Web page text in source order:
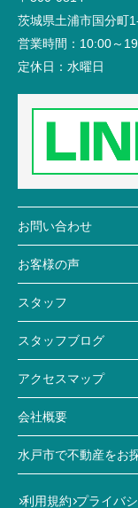
茨城県土浦市国分町
営業時間： 10:00～
定休日： 水曜日
お問い合わせ
お客様の声
スタッフ
スタッフブログ
アクセスマップ
会社概要
水戸市で不動産をお
利用規約 プライバ